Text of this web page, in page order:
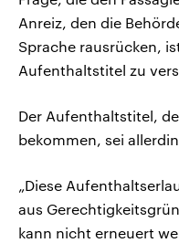
Anreiz, den die
Sprache rausrücken,
Aufenthaltstitel zu
Der Aufenthaltstitel,
bekommen, sei
„Diese
aus
kann nicht erneuert